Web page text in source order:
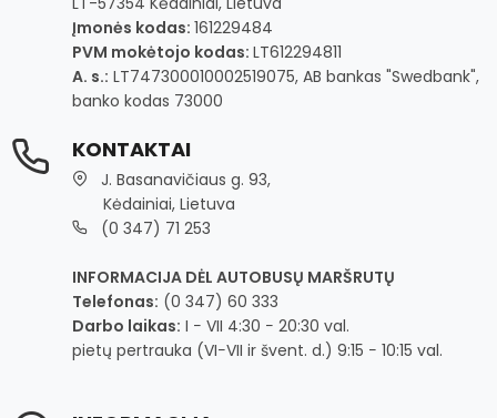
Įmonės kodas: 161229484
PVM mokėtojo kodas: LT612294811
A. s.: LT747300010002519075, AB bankas "Swedbank",
banko kodas 73000
KONTAKTAI
J. Basanavičiaus g. 93,
Kėdainiai, Lietuva
(0 347) 71 253
INFORMACIJA DĖL AUTOBUSŲ MARŠRUTŲ
Telefonas: (0 347) 60 333
Darbo laikas: I − VII 4:30 − 20:30 val.
pietų pertrauka (VI−VII ir švent. d.) 9:15 − 10:15 val.